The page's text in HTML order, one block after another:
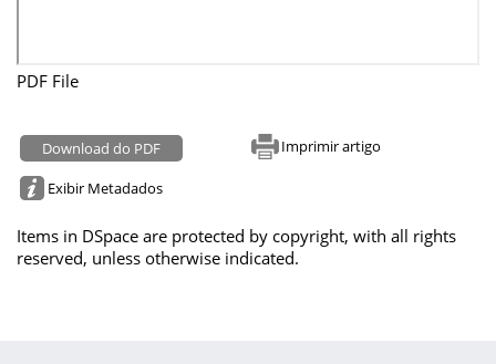
PDF File
Download do PDF Imprimir artigo
Exibir Metadados
Items in DSpace are protected by copyright, with all rights
reserved, unless otherwise indicated.